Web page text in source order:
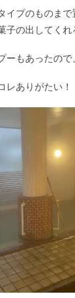
イプのものまで
子の出してくれ
ーもあったので
レありがたい！